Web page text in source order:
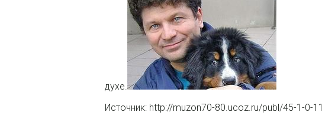
духе.
Источник: http://muzon70-80.ucoz.ru/publ/45-1-0-11